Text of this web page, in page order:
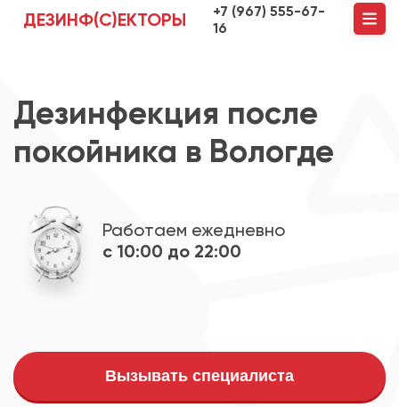
ДЕЗИНФ(С)ЕКТОРЫ
+7 (967) 555-67-
16
Дезинфекция после
покойника в Вологде
Работаем ежедневно
с 10:00 до 22:00
Вызывать специалиста